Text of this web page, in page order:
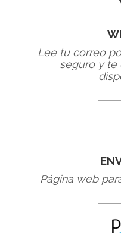
Lee tu correo
seguro y te
Página web